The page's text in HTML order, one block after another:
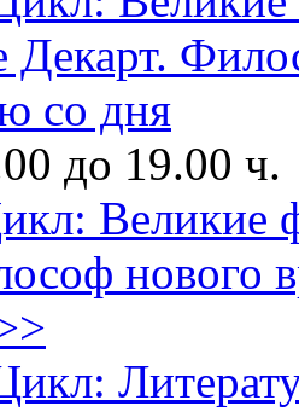
до 19.00 ч.
Великие
нового